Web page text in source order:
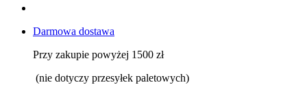
Darmowa dostawa
Przy zakupie powyżej 1500 zł
(nie dotyczy przesyłek paletowych)